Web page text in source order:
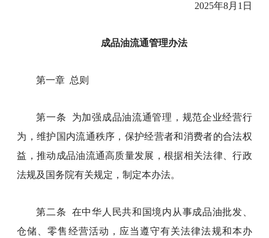
2025年8月1日
成品油流通管理办法
第一章 总则
第一条 为加强成品油流通管理，规范企业经营行
为，维护国内流通秩序，保护经营者和消费者的合法权
益，推动成品油流通高质量发展，根据相关法律、行政
法规及国务院有关规定，制定本办法。
第二条 在中华人民共和国境内从事成品油批发、
仓储、零售经营活动，应当遵守有关法律法规和本办